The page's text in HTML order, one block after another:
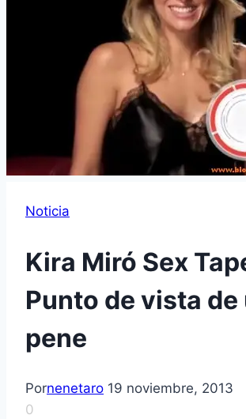
Noticia
Kira Miró Sex
Punto de vista de
pene
Pornenetaro 19 noviembre, 2013
0